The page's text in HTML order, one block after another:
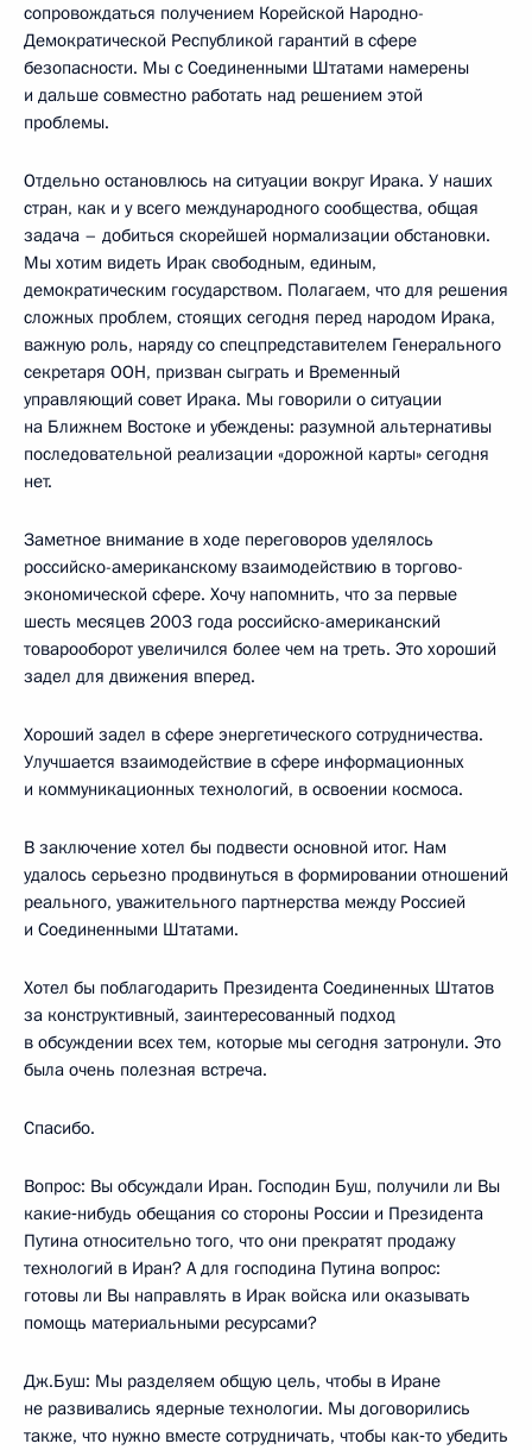
сопровождаться получением Корейской Народно-
Демократической Республикой гарантий в сфере
безопасности. Мы с Соединенными Штатами намерены
и дальше совместно работать над решением этой
проблемы.
Отдельно остановлюсь на ситуации вокруг Ирака. У наших
стран, как и у всего международного сообщества, общая
задача – добиться скорейшей нормализации обстановки.
Мы хотим видеть Ирак свободным, единым,
демократическим государством. Полагаем, что для решения
сложных проблем, стоящих сегодня перед народом Ирака,
важную роль, наряду со спецпредставителем Генерального
секретаря ООН, призван сыграть и Временный
управляющий совет Ирака. Мы говорили о ситуации
на Ближнем Востоке и убеждены: разумной альтернативы
последовательной реализации «дорожной карты» сегодня
нет.
Заметное внимание в ходе переговоров уделялось
российско-американскому взаимодействию в торгово-
экономической сфере. Хочу напомнить, что за первые
шесть месяцев 2003 года российско-американский
товарооборот увеличился более чем на треть. Это хороший
задел для движения вперед.
Хороший задел в сфере энергетического сотрудничества.
Улучшается взаимодействие в сфере информационных
и коммуникационных технологий, в освоении космоса.
В заключение хотел бы подвести основной итог. Нам
удалось серьезно продвинуться в формировании отношений
реального, уважительного партнерства между Россией
и Соединенными Штатами.
Хотел бы поблагодарить Президента Соединенных Штатов
за конструктивный, заинтересованный подход
в обсуждении всех тем, которые мы сегодня затронули. Это
была очень полезная встреча.
Спасибо.
Вопрос: Вы обсуждали Иран. Господин Буш, получили ли Вы
какие‑нибудь обещания со стороны России и Президента
Путина относительно того, что они прекратят продажу
технологий в Иран? А для господина Путина вопрос:
готовы ли Вы направлять в Ирак войска или оказывать
помощь материальными ресурсами?
Дж.Буш: Мы разделяем общую цель, чтобы в Иране
не развивались ядерные технологии. Мы договорились
также, что нужно вместе сотрудничать, чтобы как‑то убедить